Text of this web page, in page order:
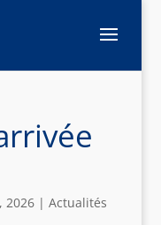
2026| Actualités